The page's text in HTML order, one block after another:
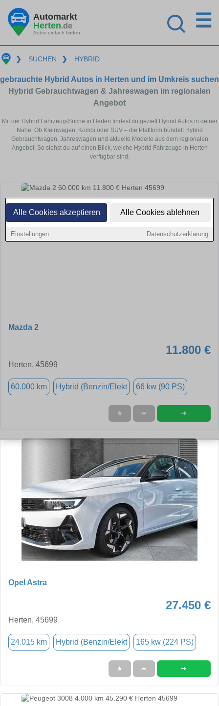
Alle Cookies akzeptieren Alle Cookies ablehnen
Einstellungen Datenschutzerklärung
Automarkt
Herten.de
Autos einfach finden
☰
❯ SUCHEN ❯ HYBRID
gebrauchte Hybrid Autos in Herten und im Umkreis suchen
Hybrid Gebrauchtwagen & Jahreswagen im regionalen
Angebot
Mit der Hybrid Fahrzeug-Suche in Herten findest du gezielt Hybrid Autos in deiner
Nähe. Ob Kleinwagen, Kombi oder SUV – die Plattform bündelt Hybrid
Gebrauchtwagen, Jahreswagen und aktuelle Modelle aus dem regionalen
Angebot. So siehst du auf einen Blick, welche Hybrid Fahrzeuge in Herten
verfügbar sind.
Mazda 2
11.800 €
Herten, 45699
60.000 km Hybrid (Benzin/Elekt 66 kw (90 PS)
★ ➦ ➜
Opel Astra
27.450 €
Herten, 45699
24.015 km Hybrid (Benzin/Elekt 165 kw (224 PS)
★ ➦ ➜